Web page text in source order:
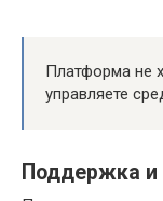
Платформа не
управляете
Поддержка и